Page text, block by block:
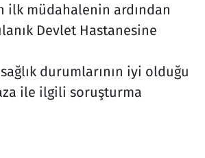
ilk müdahalenin ardından
Devlet Hastanesine
durumlarının iyi olduğu
ile ilgili soruşturma